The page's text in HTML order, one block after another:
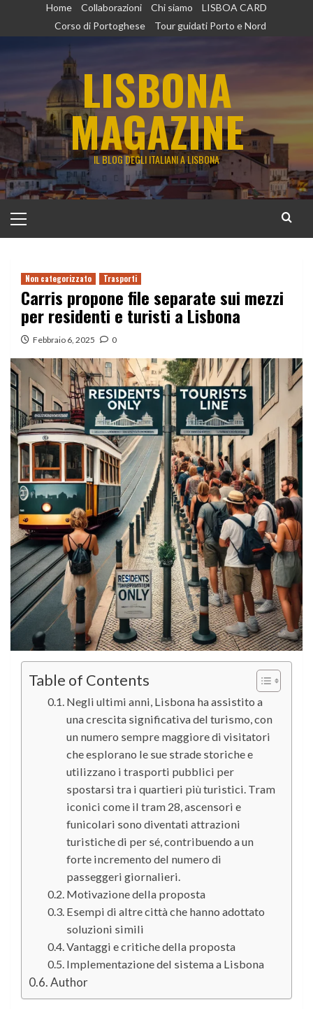
Home Collaborazioni Chi siamo
LISBOA CARD
Corso di Portoghese
Tour guidati Porto e Nord
LISBONA
MAGAZINE
IL BLOG DEGLI ITALIANI A LISBONA
principale
Non categorizzato Trasporti
Carris propone file separate sui mezzi
per residenti e turisti a Lisbona
Febbraio 6, 2025 0
Table of Contents
Negli ultimi anni, Lisbona ha assistito a
una crescita significativa del turismo, con
un numero sempre maggiore di visitatori
che esplorano le sue strade storiche e
utilizzano i trasporti pubblici per
spostarsi tra i quartieri più turistici. Tram
iconici come il tram 28, ascensori e
funicolari sono diventati attrazioni
turistiche di per sé, contribuendo a un
forte incremento del numero di
passeggeri giornalieri.
Motivazione della proposta
Esempi di altre città che hanno adottato
soluzioni simili
Vantaggi e critiche della proposta
Implementazione del sistema a Lisbona
Author